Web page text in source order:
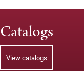
Catalogs
View catalogs